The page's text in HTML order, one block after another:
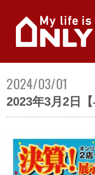
2024/03/01
2023年3月2日